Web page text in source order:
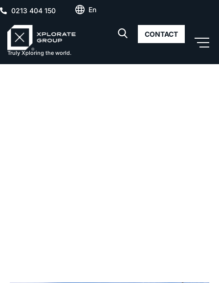
0213 404 150 En
Truly Xploring the world.
CONTACT